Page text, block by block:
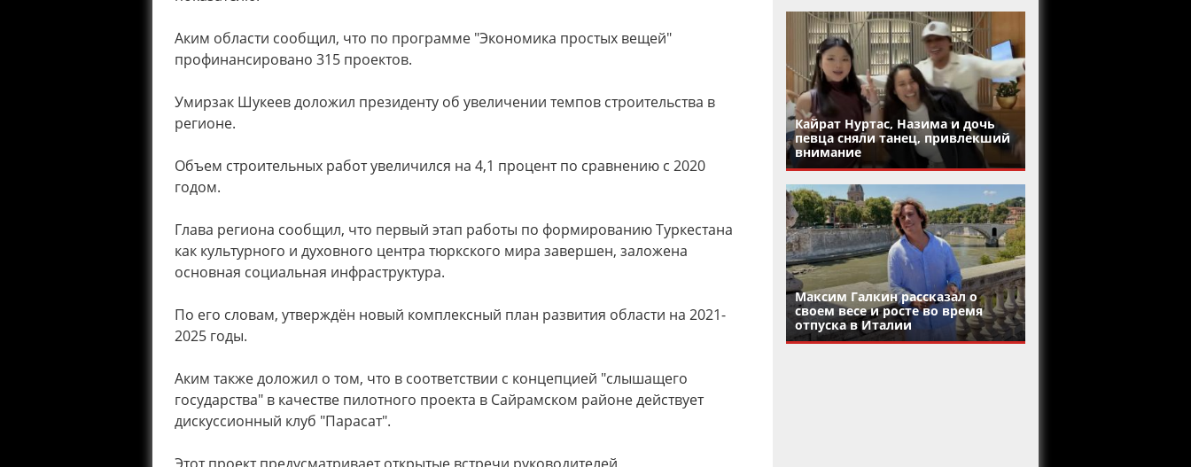
Аким области сообщил, что по программе "Экономика простых вещей"
профинансировано 315 проектов.
Умирзак Шукеев доложил президенту об увеличении темпов строительства в
регионе.
Объем строительных работ увеличился на 4,1 процент по сравнению с 2020
годом.
Глава региона сообщил, что первый этап работы по формированию Туркестана
как культурного и духовного центра тюркского мира завершен, заложена
основная социальная инфраструктура.
По его словам, утверждён новый комплексный план развития области на 2021-
2025 годы.
Аким также доложил о том, что в соответствии с концепцией "слышащего
государства" в качестве пилотного проекта в Сайрамском районе действует
дискуссионный клуб "Парасат".
Кайрат Нуртас, Назима и дочь
певца сняли танец, привлекший
внимание
Максим Галкин рассказал о
своем весе и росте во время
отпуска в Италии